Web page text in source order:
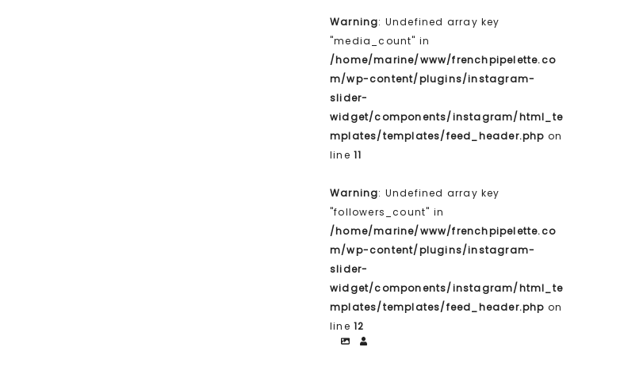
Warning: Undefined array key
"media_count" in
/home/marine/www/frenchpipelette.co
m/wp-content/plugins/instagram-
slider-
widget/components/instagram/html_te
mplates/templates/feed_header.php on
line 11
Warning: Undefined array key
"followers_count" in
/home/marine/www/frenchpipelette.co
m/wp-content/plugins/instagram-
slider-
widget/components/instagram/html_te
mplates/templates/feed_header.php on
line 12